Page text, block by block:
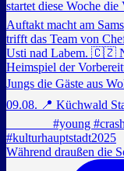
Während draußen die